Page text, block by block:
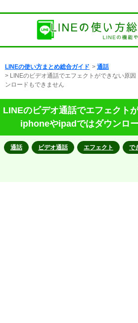
LINEの使い方まとめ総合ガイド > 通話
> LINEのビデオ通話でエフェクトができない原
ンロードもできません
LINEのビデオ通話でエフェクト
iphoneやipadではダウンロ
通話 ビデオ通話 エフェクト で